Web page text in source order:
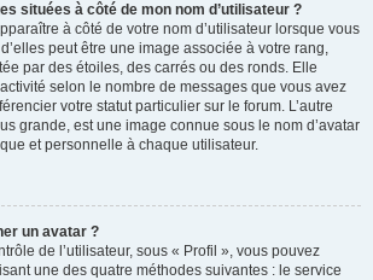
situées à côté de mon nom d’utilisateur ?
à côté de votre nom d’utilisateur lorsque vous
peut être une image associée à votre rang,
par des étoiles, des carrés ou des ronds. Elle
selon le nombre de messages que vous avez
votre statut particulier sur le forum. L’autre
grande, est une image connue sous le nom d’avatar
et personnelle à chaque utilisateur.
un avatar ?
de l’utilisateur, sous « Profil », vous pouvez
une des quatre méthodes suivantes : le service